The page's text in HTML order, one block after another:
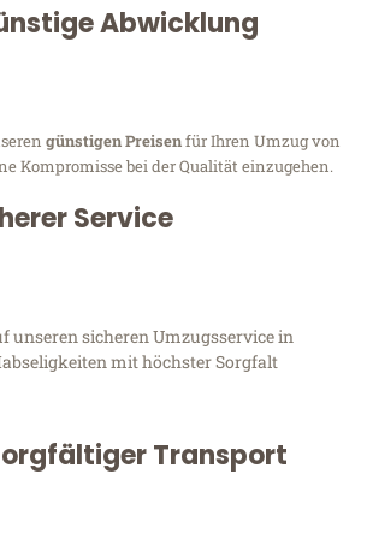
Abwicklung
günstigen Preisenfür Ihren Umzug von
Kompromisse bei der Qualität einzugehen.
Service
unseren sicheren Umzugsservice in
mit höchster Sorgfalt
Transport